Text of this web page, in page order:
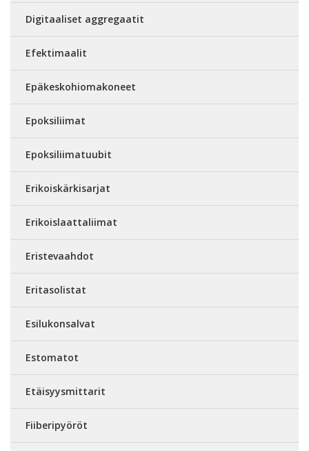
Digitaaliset aggregaatit
Efektimaalit
Epäkeskohiomakoneet
Epoksiliimat
Epoksiliimatuubit
Erikoiskärkisarjat
Erikoislaattaliimat
Eristevaahdot
Eritasolistat
Esilukonsalvat
Estomatot
Etäisyysmittarit
Fiiberipyöröt